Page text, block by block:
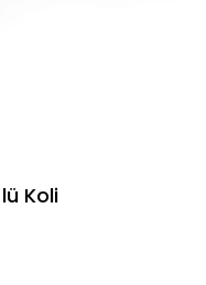
Koli